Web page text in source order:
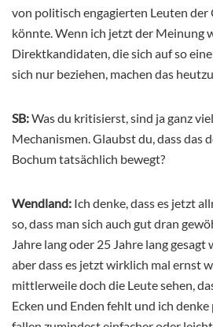
von politisch engagierten Leuten
könnte. Wenn ich jetzt der Meinung
Direktkandidaten, die sich auf so
sich nur beziehen, machen das
SB:Was du kritisierst, sind ja ganz
Mechanismen. Glaubst du, dass das
Bochum tatsächlich bewegt?
Wendland: Ich denke, dass es jetzt
so, dass man sich auch gut dran
Jahre lang oder 25 Jahre lang
aber dass es jetzt wirklich mal ernst
mittlerweile doch die Leute sehen,
Ecken und Enden fehlt und ich